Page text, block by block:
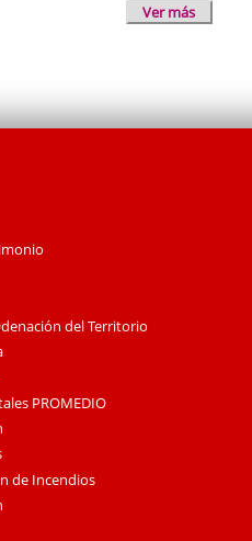
Ver más
del Territorio
PROMEDIO
de Incendios